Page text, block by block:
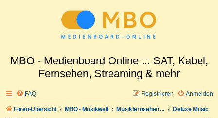
MBO - Medienboard Online ::: SAT, Kabel,
Fernsehen, Streaming & mehr
FAQ Anmelden
Registrieren
Foren-Übersicht MBO - Musikwelt Musikfernsehen: Deutschsprachig
Deluxe Music